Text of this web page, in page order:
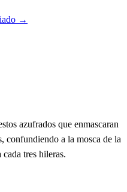
→
azufrados que enmascaran
confundiendo a la mosca de la
tres hileras.